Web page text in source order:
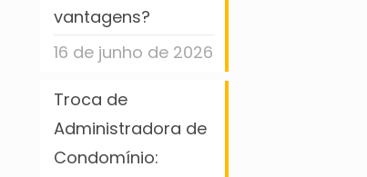
vantagens?
16 de junho de 2026
Troca de
Administradora de
Condomínio: